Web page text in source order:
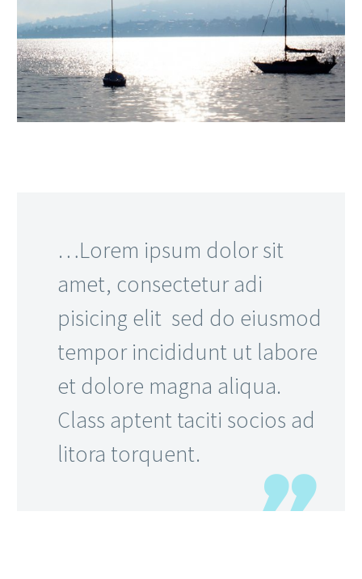
…Lorem ipsum dolor sit
amet, consectetur adi
pisicing elit sed do eiusmod
tempor incididunt ut labore
et dolore magna aliqua.
Class aptent taciti socios ad
litora torquent.